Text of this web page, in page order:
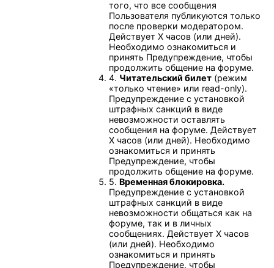
того, что все сообщения
Пользователя публикуются только
после проверки модератором.
Действует Х часов (или дней).
Необходимо ознакомиться и
принять Предупреждение, чтобы
продолжить общение на форуме.
4. Читательский билет (режим
«только чтение» или read-only).
Предупреждение с установкой
штрафных санкций в виде
невозможности оставлять
сообщения на форуме. Действует
Х часов (или дней). Необходимо
ознакомиться и принять
Предупреждение, чтобы
продолжить общение на форуме.
5. Временная блокировка.
Предупреждение с установкой
штрафных санкций в виде
невозможности общаться как на
форуме, так и в личных
сообщениях. Действует Х часов
(или дней). Необходимо
ознакомиться и принять
Предупреждение, чтобы